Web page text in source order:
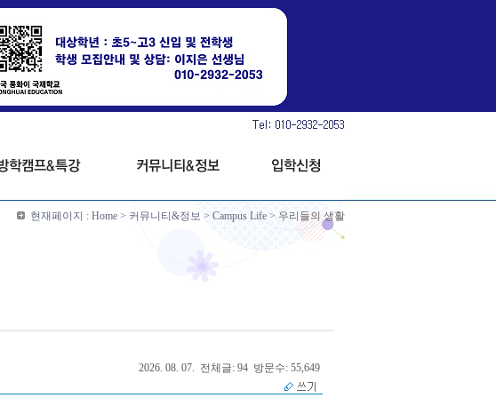
현재페이지 : Home > 커뮤니티&정보 > Campus Life > 우리들의 생활
2026. 08. 07. 전체글: 94 방문수: 55,649